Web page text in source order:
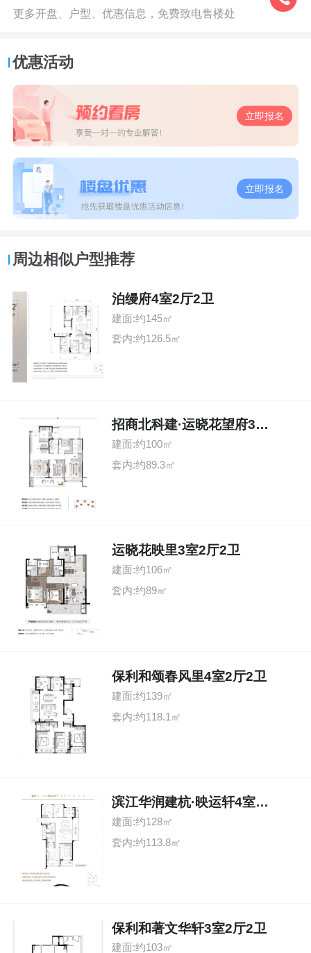
更多开盘、户型、优惠信息，免费致电售楼处
优惠活动
立即报名
立即报名
周边相似户型推荐
泊缦府4室2厅2卫
建面:约145㎡
套内:约126.5㎡
招商北科建·运晓花望府3室2厅2卫
建面:约100㎡
套内:约89.3㎡
运晓花映里3室2厅2卫
建面:约106㎡
套内:约89㎡
保利和颂春风里4室2厅2卫
建面:约139㎡
套内:约118.1㎡
滨江华润建杭·映运轩4室2厅2卫
建面:约128㎡
套内:约113.8㎡
保利和著文华轩3室2厅2卫
建面:约103㎡